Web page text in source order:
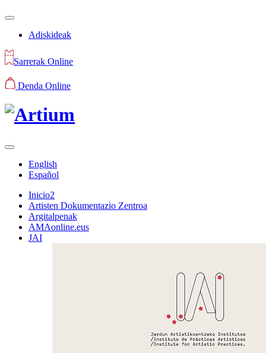
Adiskideak
Sarrerak Online
Denda Online
English
Español
Inicio2
Artisten Dokumentazio Zentroa
Argitalpenak
AMAonline.eus
JAI